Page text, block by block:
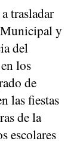
trasladar
y
del
los
de
las fiestas
de la
escolares